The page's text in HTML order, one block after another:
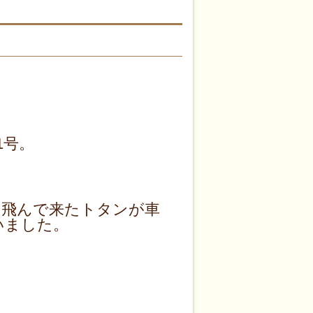
。
んで来たトタンが車
した。